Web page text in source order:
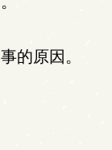
的原因。